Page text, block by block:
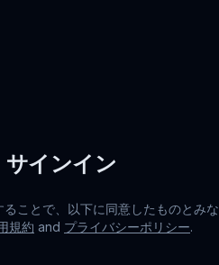
サインイン
ことで、以下に同意したものとみな
規約 and プライバシーポリシー.